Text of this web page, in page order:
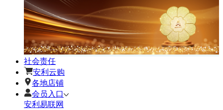
社会责任
安利云购
各地店铺
会员入口
安利易联网